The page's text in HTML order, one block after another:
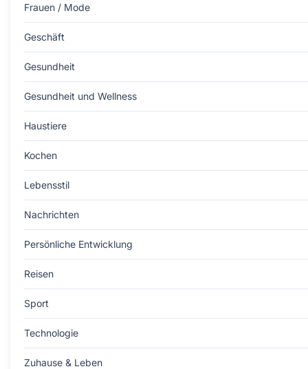
Frauen / Mode
Geschäft
Gesundheit
Gesundheit und Wellness
Haustiere
Kochen
Lebensstil
Nachrichten
Persönliche Entwicklung
Reisen
Sport
Technologie
Zuhause & Leben